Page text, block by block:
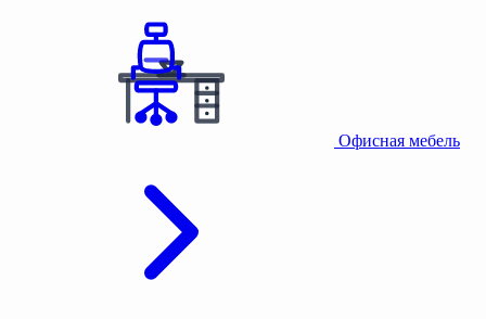
Офисная мебель